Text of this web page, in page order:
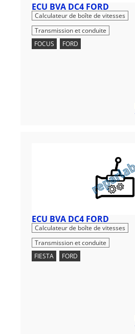
ECU BVA DC4 FORD
Calculateur de boîte de vitesses
Transmission et conduite
FOCUS
FORD
ECU BVA DC4 FORD
Calculateur de boîte de vitesses
Transmission et conduite
FIESTA
FORD